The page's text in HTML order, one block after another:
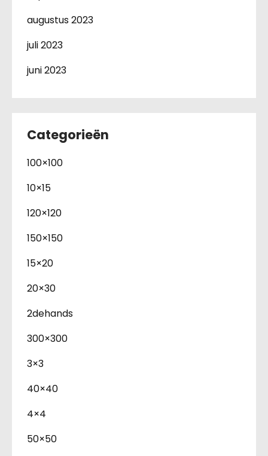
augustus 2023
juli 2023
juni 2023
Categorieën
100×100
10×15
120×120
150×150
15×20
20×30
2dehands
300×300
3×3
40×40
4×4
50×50